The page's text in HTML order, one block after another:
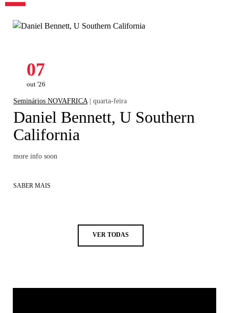
07
out '26
Seminários NOVAFRICA | quarta-feira
Daniel Bennett, U Southern
California
more info soon
SABER MAIS
VER TODAS